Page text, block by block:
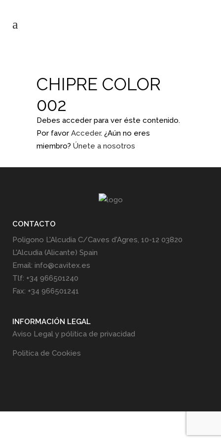
CHIPRE COLOR
002
Debes acceder para ver éste contenido.
Por favor Acceder. ¿Aún no eres
miembro? Únete a nosotros
CONTACTO
Poligono L'Alcudia C/Caves d'Agres, 10-12 03820
L'Alcudia (Alicante) Spain
Email: info@cavitex.es
Tlf: +34 966501240
Fax: +34 966501241
INFORMACIÓN LEGAL
Aviso Legal y pólitica de privacidad
Politica de Cookies